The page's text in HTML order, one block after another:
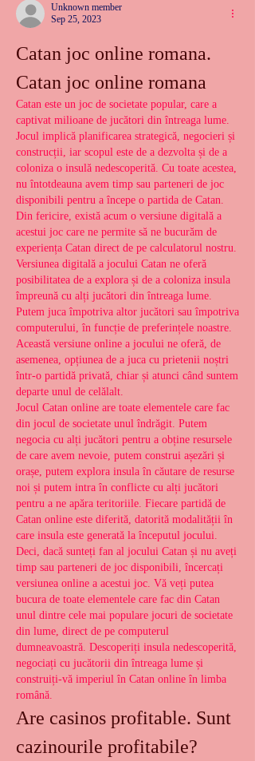
Unknown member
Sep 25, 2023
Catan joc online romana.
Catan joc online romana
Catan este un joc de societate popular, care a
captivat milioane de jucători din întreaga lume.
Jocul implică planificarea strategică, negocieri și
construcții, iar scopul este de a dezvolta și de a
coloniza o insulă nedescoperită. Cu toate acestea,
nu întotdeauna avem timp sau parteneri de joc
disponibili pentru a începe o partida de Catan.
Din fericire, există acum o versiune digitală a
acestui joc care ne permite să ne bucurăm de
experiența Catan direct de pe calculatorul nostru.
Versiunea digitală a jocului Catan ne oferă
posibilitatea de a explora și de a coloniza insula
împreună cu alți jucători din întreaga lume.
Putem juca împotriva altor jucători sau împotriva
computerului, în funcție de preferințele noastre.
Această versiune online a jocului ne oferă, de
asemenea, opțiunea de a juca cu prietenii noștri
într-o partidă privată, chiar și atunci când suntem
departe unul de celălalt.
Jocul Catan online are toate elementele care fac
din jocul de societate unul îndrăgit. Putem
negocia cu alți jucători pentru a obține resursele
de care avem nevoie, putem construi așezări și
orașe, putem explora insula în căutare de resurse
noi și putem intra în conflicte cu alți jucători
pentru a ne apăra teritoriile. Fiecare partidă de
Catan online este diferită, datorită modalității în
care insula este generată la începutul jocului.
Deci, dacă sunteți fan al jocului Catan și nu aveți
timp sau parteneri de joc disponibili, încercați
versiunea online a acestui joc. Vă veți putea
bucura de toate elementele care fac din Catan
unul dintre cele mai populare jocuri de societate
din lume, direct de pe computerul
dumneavoastră. Descoperiți insula nedescoperită,
negociați cu jucătorii din întreaga lume și
construiți-vă imperiul în Catan online în limba
română.
Are casinos profitable. Sunt
cazinourile profitabile?